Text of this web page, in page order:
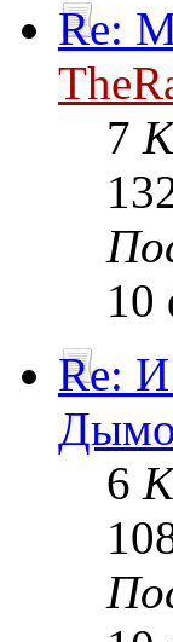
Re:
7
10
Re: И
6